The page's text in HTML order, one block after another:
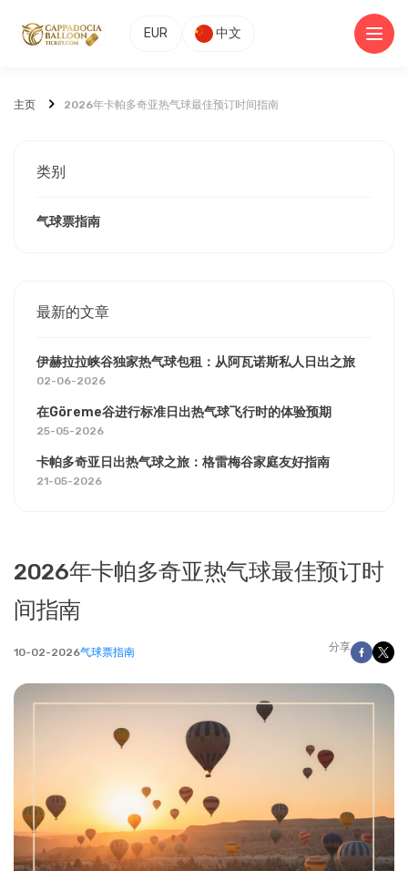
EUR 中文
主页 2026年卡帕多奇亚热气球最佳预订时间指南
2026年卡帕多奇亚热气球最佳预订时
间指南
10-02-2026气球票指南 分享
类别
气球票指南
最新的文章
伊赫拉拉峡谷独家热气球包租：从阿瓦诺斯私人日出之旅
02-06-2026
在Göreme谷进行标准日出热气球飞行时的体验预期
25-05-2026
卡帕多奇亚日出热气球之旅：格雷梅谷家庭友好指南
21-05-2026